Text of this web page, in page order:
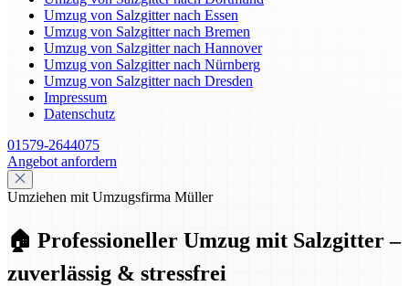
Umzug von Salzgitter nach Essen
Umzug von Salzgitter nach Bremen
Umzug von Salzgitter nach Hannover
Umzug von Salzgitter nach Nürnberg
Umzug von Salzgitter nach Dresden
Impressum
Datenschutz
01579-2644075
Angebot anfordern
Umziehen mit Umzugsfirma Müller
🏠 Professioneller Umzug mit Salzgitter –
zuverlässig & stressfrei